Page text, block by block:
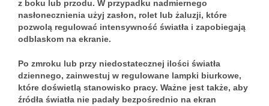
z boku lub przodu. W przypadku nadmiernego
nasłonecznienia użyj zasłon, rolet lub żaluzji, które
pozwolą regulować intensywność światła i zapobiegają
odblaskom na ekranie.
Po zmroku lub przy niedostatecznej ilości światła
dziennego, zainwestuj w regulowane lampki biurkowe,
które doświetlą stanowisko pracy. Ważne jest także, aby
źródła światła nie padały bezpośrednio na ekran